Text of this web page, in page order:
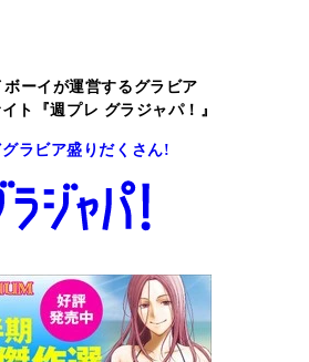
ーイが運営するグラビア
ト『週プレ グラジャパ！』
ラビア盛りだくさん!